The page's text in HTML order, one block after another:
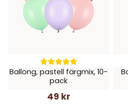
Ballong, pastell färgmix, 10-
pack
49 kr